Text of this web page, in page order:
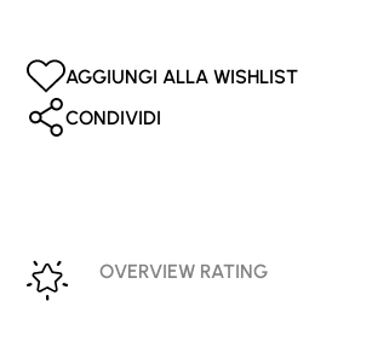
AGGIUNGI ALLA WISHLIST
CONDIVIDI
OVERVIEW RATING